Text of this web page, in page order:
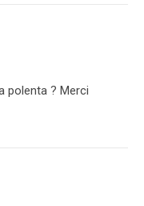
polenta ? Merci